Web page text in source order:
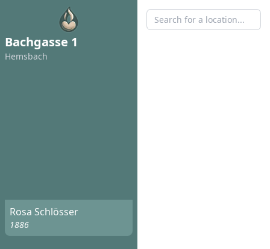
Bachgasse 1
Hemsbach
Rosa Schlösser
1886